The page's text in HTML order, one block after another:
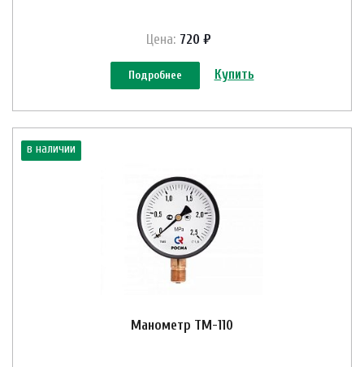
Цена: 720 ₽
Подробнее Купить
в наличии
Манометр ТМ-110